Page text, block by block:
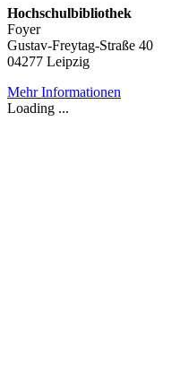
Hochschulbibliothek
Foyer
Gustav-Freytag-Straße 40
04277 Leipzig
Mehr Informationen
Loading ...